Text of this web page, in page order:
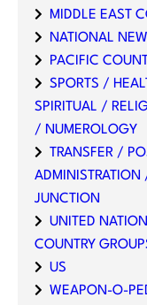
MIDDLE EAST
NATIONAL
PACIFIC
SPORTS /
SPIRITUAL /
/ NUMEROLOGY
TRANSFER /
JUNCTION
UNITED
COUNTRY
US
WEAPON-O-